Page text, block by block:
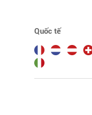
Quốc tế